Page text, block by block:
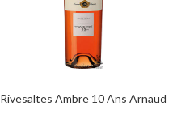
Rivesaltes Ambre 10 Ans Arnaud